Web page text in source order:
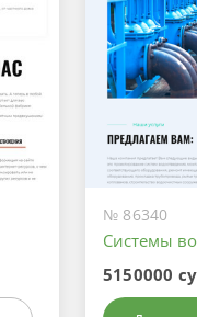
№ 86340
Системы
5150000